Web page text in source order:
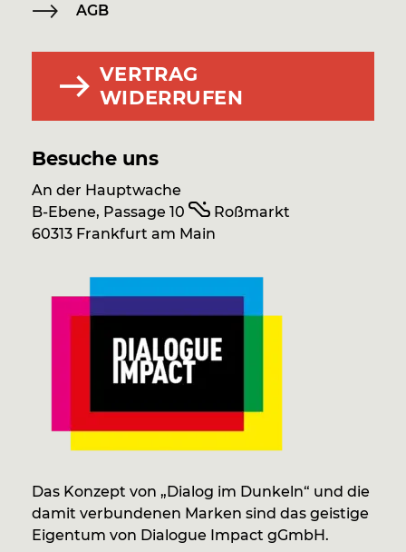
AGB
VERTRAG
WIDERRUFEN
Besuche uns
An der Hauptwache
B-Ebene, Passage 10
Roßmarkt
60313 Frankfurt am Main
Das Konzept von „Dialog im Dunkeln“ und die
damit verbundenen Marken sind das geistige
Eigentum von Dialogue Impact gGmbH.